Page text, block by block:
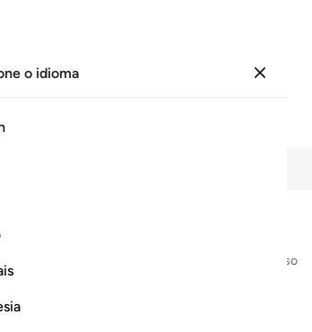
o idioma
significado palavra por palavra e transliteração.
Em nome de Alá, o Clemente, o Misericordioso